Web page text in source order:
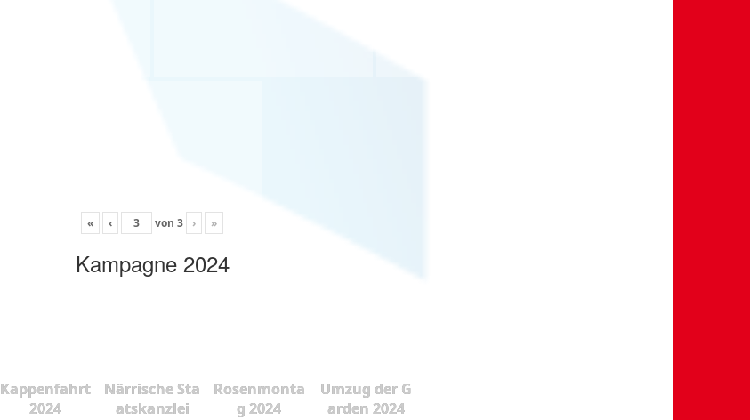
« ‹ von 3 › »
Kampagne 2024
Kappenfahrt
2024
Närrische Sta
atskanzlei
Rosenmonta
g 2024
Umzug der G
arden 2024